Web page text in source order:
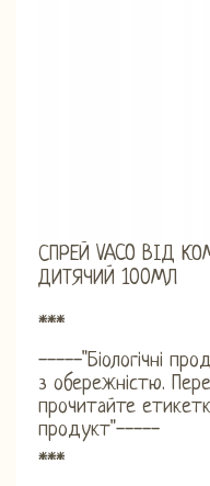
СПРЕЙ VACO ВІД
ДИТЯЧИЙ 100МЛ
***
-----"Біологічні
з обережністю.
прочитайте
продукт"-----
***